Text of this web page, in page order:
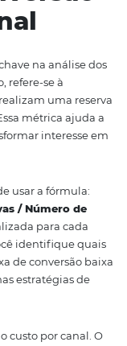
são
o
análise de
os dados
distribuição. Isso
geram mais
altos e as taxas